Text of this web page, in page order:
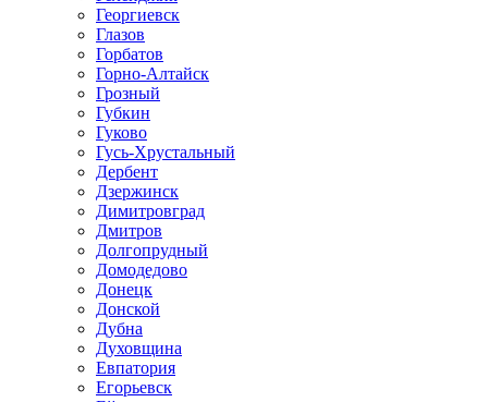
Георгиевск
Глазов
Горбатов
Горно-Алтайск
Грозный
Губкин
Гуково
Гусь-Хрустальный
Дербент
Дзержинск
Димитровград
Дмитров
Долгопрудный
Домодедово
Донецк
Донской
Дубна
Духовщина
Евпатория
Егорьевск